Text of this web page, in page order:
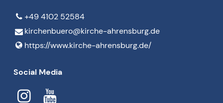
+49 4102 52584
kirchenbuero@​kirche-ahrensburg.​de
https://www.​kirche-ahrensburg.​de/
Social Media